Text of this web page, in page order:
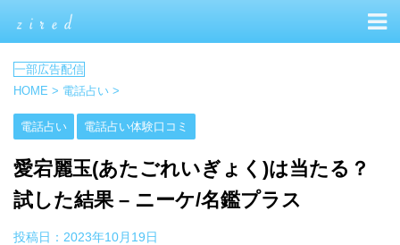
HOME > 電話占い >
電話占い 電話占い体験口コミ
愛宕麗玉(あたごれいぎょく)は当たる？
試した結果 – ニーケ/名鑑プラス
投稿日： 2023年10月19日